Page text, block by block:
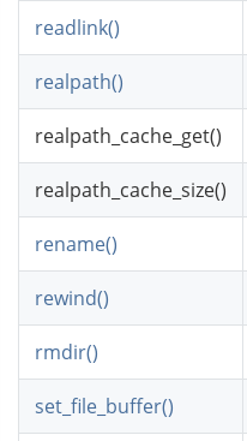
readlink()
realpath()
realpath_cache_get()
realpath_cache_size()
rename()
rewind()
rmdir()
set_file_buffer()